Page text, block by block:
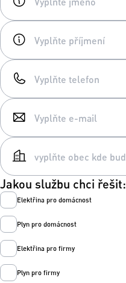
Jakou službu chci řešit:
Elektřina pro domácnost
Plyn pro domácnost
Elektřina pro firmy
Plyn pro firmy